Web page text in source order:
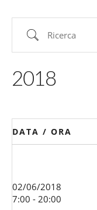
Ricerca
2018
DATA / ORA
02/06/2018
7:00 - 20:00